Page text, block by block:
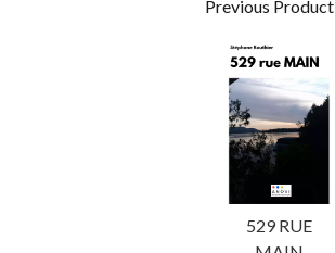
Previous Product
529 RUE